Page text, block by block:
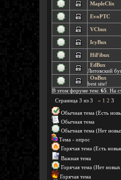
MapleClix
EvoPTC
VCbux
IcyBux
HiFibux
EdBux
Литовский
OnBux
best site!
В этом форуме тем: 65 . На
Страница 3 из 3 « 1 2 3
Обычная тема (Есть
Обычная тема
Обычная тема (Нет
Тема - опрос
Горячая тема (Есть
Важная тема
Горячая тема (Нет
Горячая тема